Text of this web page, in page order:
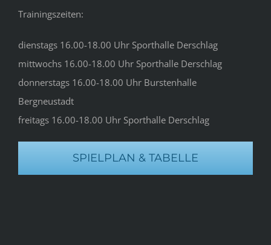
Trainingszeiten:
dienstags 16.00-18.00 Uhr Sporthalle Derschlag
mittwochs 16.00-18.00 Uhr Sporthalle Derschlag
donnerstags 16.00-18.00 Uhr Burstenhalle
Bergneustadt
freitags 16.00-18.00 Uhr Sporthalle Derschlag
SPIELPLAN & TABELLE